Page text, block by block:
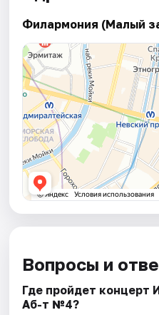
Филармония (Малый
Вопросы и
Где пройдет концерт
Аб-т №4?